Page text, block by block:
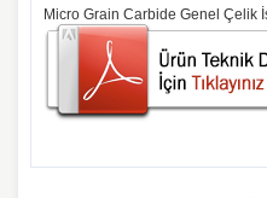
Micro Grain Carbide Genel Çelik